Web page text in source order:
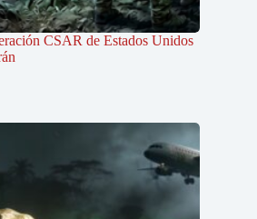
CSAR de Estados Unidos